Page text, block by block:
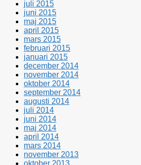
juli 2015
juni 2015
maj 2015
april 2015
mars 2015
februari 2015
januari 2015
december 2014
november 2014
oktober 2014
september 2014
augusti 2014
juli 2014
juni 2014
maj 2014
april 2014
mars 2014
november 2013
oktober 2013